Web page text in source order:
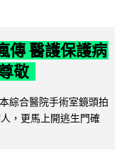
傳 醫護保護病
敬
綜合醫院手術室鏡頭拍
，更馬上開逃生門確